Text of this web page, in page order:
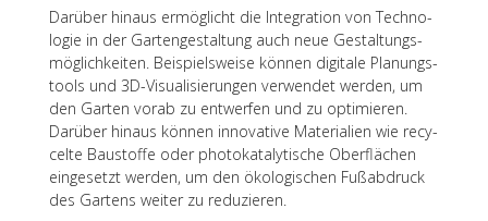
Darüber hinaus ermög­licht die Inte­gra­tion von Tech­no­
lo­gie in der Garten­ge­stal­tung auch neue Gestal­tungs­
mög­lich­kei­ten. Beispiels­weise können digi­tale Planungs­
tools und 3D-Visua­li­sie­run­gen verwen­det werden, um
den Garten vorab zu entwer­fen und zu opti­mie­ren.
Darüber hinaus können inno­va­tive Mate­ria­lien wie recy­
celte Baustoffe oder photo­ka­ta­ly­ti­sche Ober­flä­chen
einge­setzt werden, um den ökolo­gi­schen Fußab­druck
des Gartens weiter zu reduzieren.